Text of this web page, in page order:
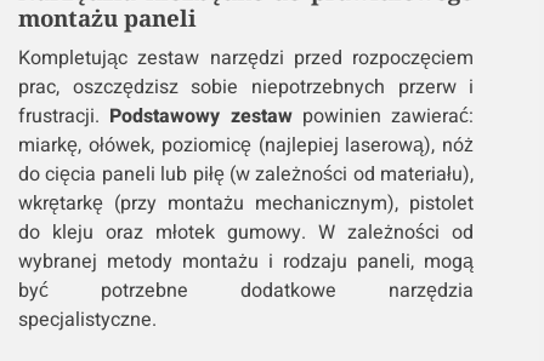
montażu paneli
Kompletując zestaw narzędzi przed rozpoczęciem
prac, oszczędzisz sobie niepotrzebnych przerw i
frustracji. Podstawowy zestawpowinien zawierać:
miarkę, ołówek, poziomicę (najlepiej laserową), nóż
do cięcia paneli lub piłę (w zależności od materiału),
wkrętarkę (przy montażu mechanicznym), pistolet
do kleju oraz młotek gumowy. W zależności od
wybranej metody montażu i rodzaju paneli, mogą
być potrzebne dodatkowe narzędzia
specjalistyczne.